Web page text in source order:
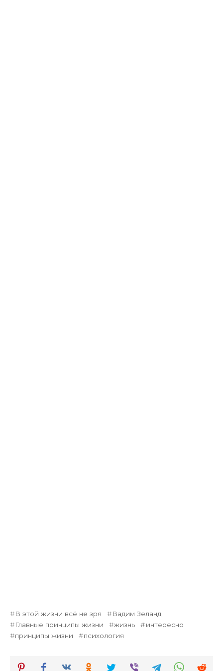
В этой жизни всё не зря
Вадим Зеланд
Главные принципы жизни
жизнь
интересно
принципы жизни
психология